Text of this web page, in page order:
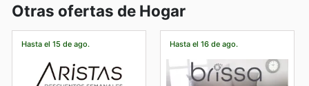
Otras ofertas de Hogar
Hasta el 15 de ago. Hasta el 16 de ago.